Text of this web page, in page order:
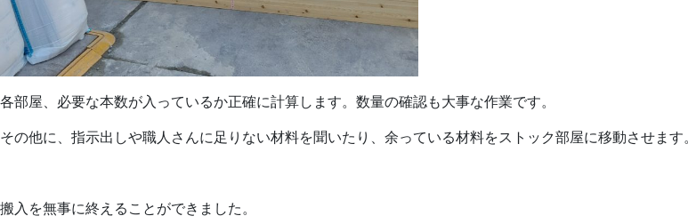
各部屋、必要な本数が入っているか正確に計算します。数量の確認も大事な作業です。
その他に、指示出しや職人さんに足りない材料を聞いたり、余っている材料をストック部屋に移動させます。
搬入を無事に終えることができました。